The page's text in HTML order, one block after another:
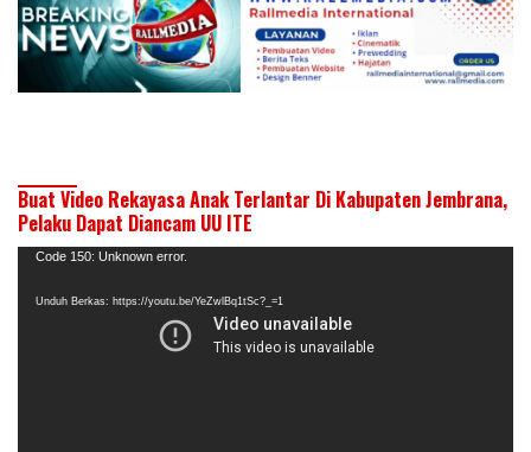
Buat Video Rekayasa Anak Terlantar Di Kabupaten Jembrana,
Pelaku Dapat Diancam UU ITE
Pemutar
Code 150: Unknown error.
Unduh Berkas: https://youtu.be/YeZwlBq1tSc?_=1